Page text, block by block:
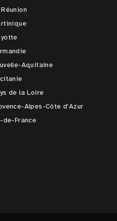
Aquitaine
de la Loire
Alpes-Côte d'Azur
de-France